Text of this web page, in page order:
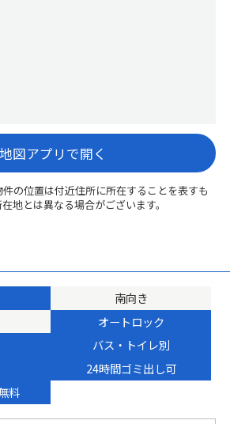
地図アプリで開く
の位置は付近住所に所在することを表すも
地とは異なる場合がございます。
南向き
オートロック
バス・トイレ別
24時間ゴミ出し可
料